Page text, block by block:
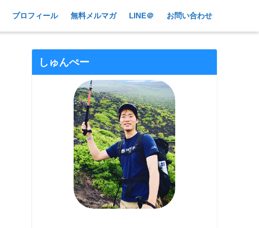
プロフィール 無料メルマガ LINE＠ お問い合わせ
しゅんぺー